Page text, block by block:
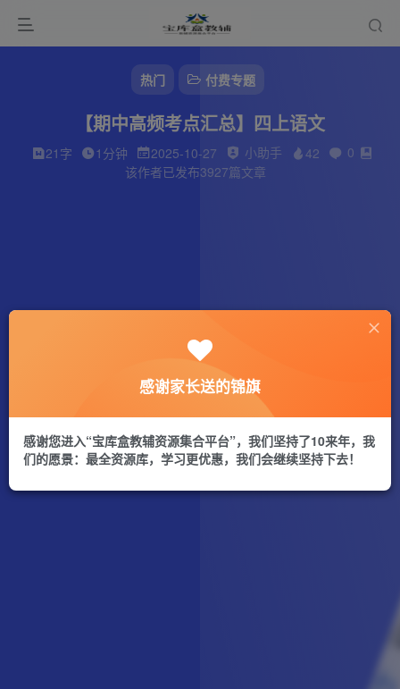
热门 付费专题
【期中高频考点汇总】四上语文
21字 1分钟 2025-10-27 小助手 42
0
该作者已发布3927篇文章
感谢家长送的锦旗
感谢您进入“宝库盒教辅资源集合平台”，我们坚持了10来年，我
们的愿景：最全资源库，学习更优惠，我们会继续坚持下去！